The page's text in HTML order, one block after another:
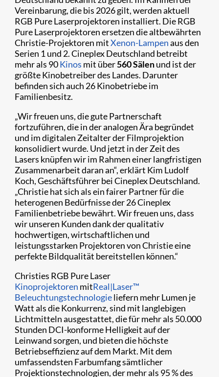
Vereinbarung, die bis 2026 gilt, werden aktuell
RGB Pure Laserprojektoren installiert. Die RGB
Pure Laserprojektoren ersetzen die altbewährten
Christie-Projektoren mitXenon-Lampenaus den
Serien 1 und 2. Cineplex Deutschland betreibt
mehr als 90Kinos mit über560 Sälenund ist der
größte Kinobetreiber des Landes. Darunter
befinden sich auch 26 Kinobetriebe im
Familienbesitz.
„Wir freuen uns, die gute Partnerschaft
fortzuführen, die in der analogen Ära begründet
und im digitalen Zeitalter der Filmprojektion
konsolidiert wurde. Und jetzt in der Zeit des
Lasers knüpfen wir im Rahmen einer langfristigen
Zusammenarbeit daran an“, erklärt Kim Ludolf
Koch, Geschäftsführer bei Cineplex Deutschland.
„Christie hat sich als ein fairer Partner für die
heterogenen Bedürfnisse der 26 Cineplex
Familienbetriebe bewährt. Wir freuen uns, dass
wir unseren Kunden dank der qualitativ
hochwertigen, wirtschaftlichen und
leistungsstarken Projektoren von Christie eine
perfekte Bildqualität bereitstellen können.“
Christies RGB Pure Laser
Kinoprojektoren mitReal|Laser™
Beleuchtungstechnologieliefern mehr Lumen je
Watt als die Konkurrenz, sind mit langlebigen
Lichtmitteln ausgestattet, die für mehr als 50.000
Stunden DCI-konforme Helligkeit auf der
Leinwand sorgen, und bieten die höchste
Betriebseffizienz auf dem Markt. Mit dem
umfassendsten Farbumfang sämtlicher
Projektionstechnologien, der mehr als 95 % des